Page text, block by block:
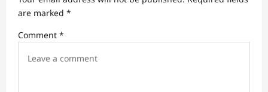
a
i
are marked *
Comment *